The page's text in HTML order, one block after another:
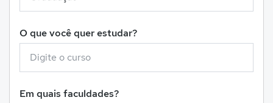
O que você quer estudar?
Em quais faculdades?